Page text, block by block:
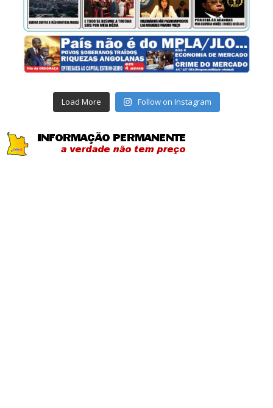
Load More Follow on Instagram